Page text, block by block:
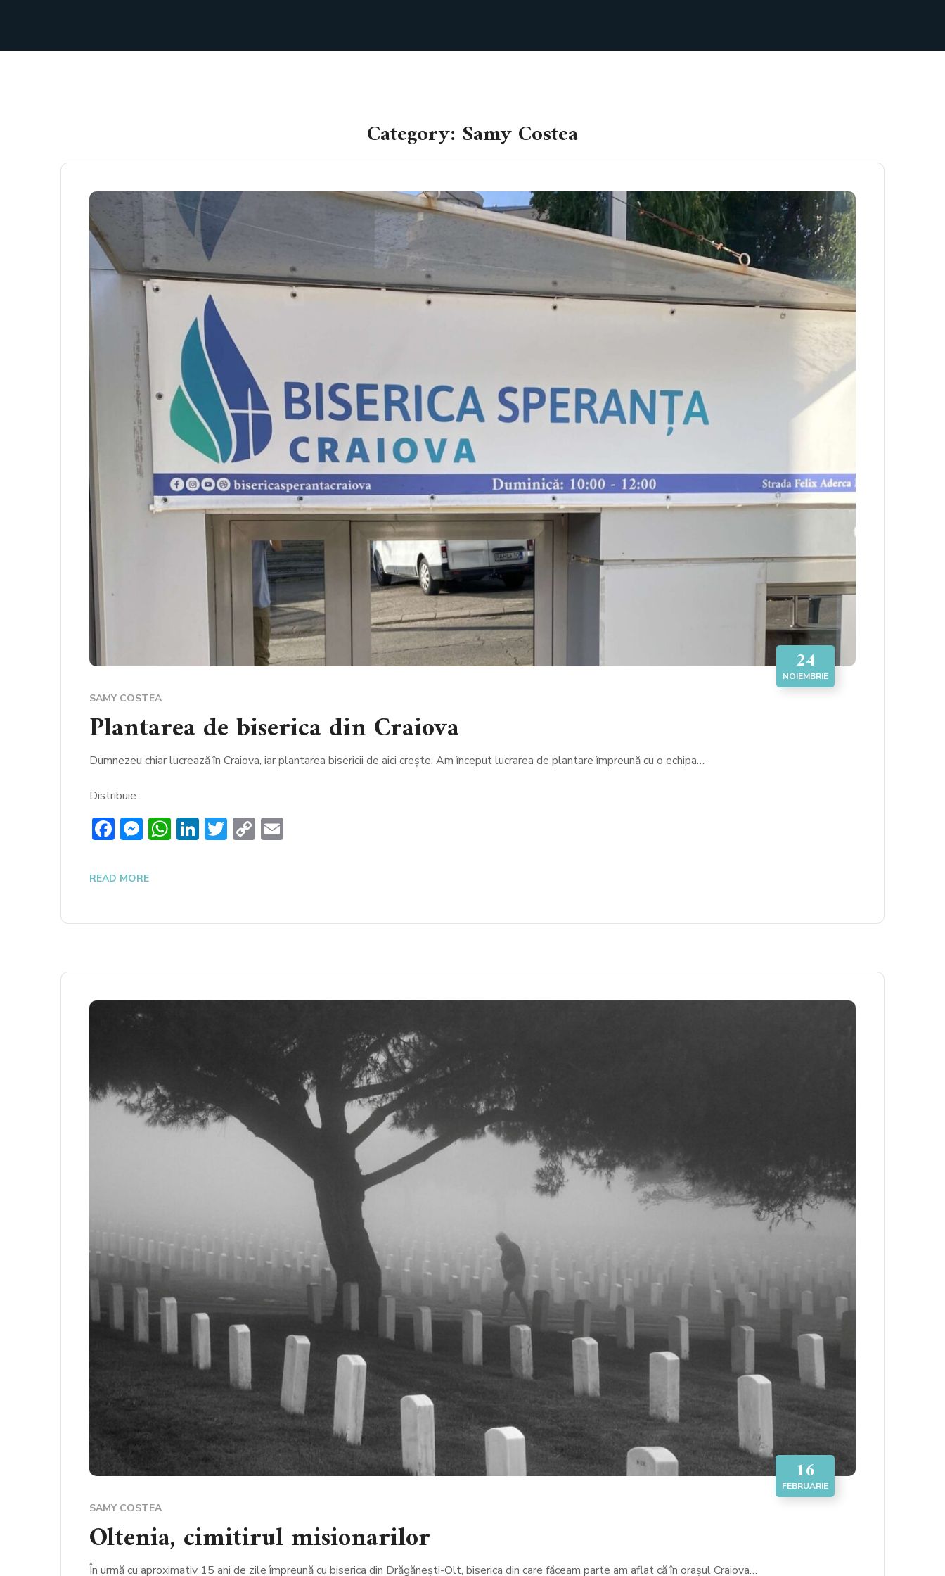
Category: Samy Costea
24
NOIEMBRIE
SAMY COSTEA
Plantarea de biserica din Craiova
Dumnezeu chiar lucrează în Craiova, iar plantarea bisericii de aici crește. Am început lucrarea de plantare împreună cu o echipa…
Distribuie:
Facebook
Messenger
WhatsApp
LinkedIn
Twitter
Copy
READ MORE
16
FEBRUARIE
SAMY COSTEA
Oltenia, cimitirul misionarilor
În urmă cu aproximativ 15 ani de zile împreună cu biserica din Drăgănești-Olt, biserica din care făceam parte am aflat că în orașul Craiova…